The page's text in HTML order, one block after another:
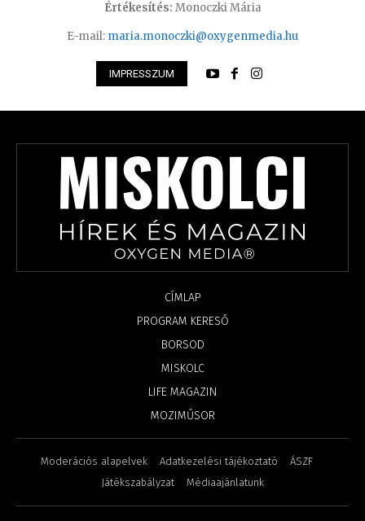
Értékesítés: Monoczki Mária
E-mail: maria.monoczki@oxygenmedia.hu
IMPRESSZUM
CÍMLAP
PROGRAM KERESŐ
BORSOD
MISKOLC
LIFE MAGAZIN
MOZIMŰSOR
Moderációs alapelvek Adatkezelési tájékoztató
ÁSZF
Játékszabályzat
Médiaajánlatunk